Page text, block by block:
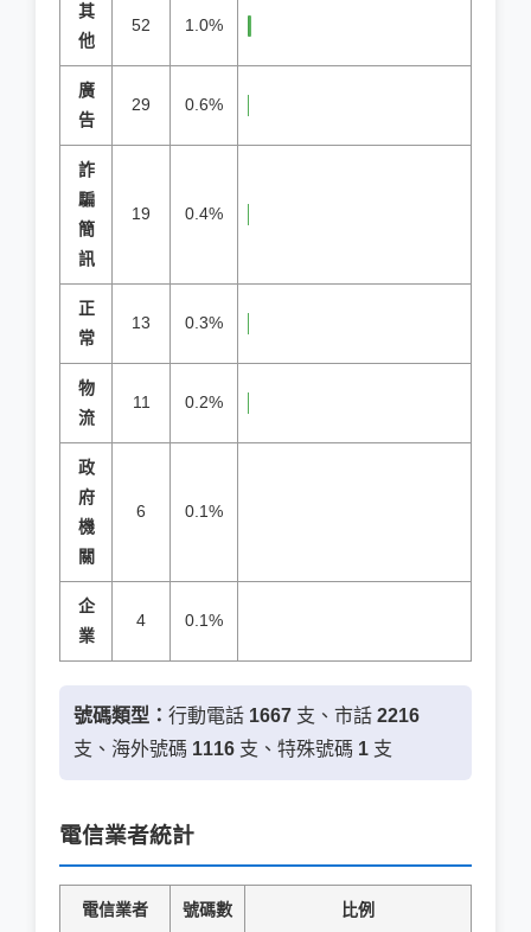
其
他
52 1.0%
廣
告
29 0.6%
詐
騙
簡
訊
19 0.4%
正
常
13 0.3%
物
流
11 0.2%
政
府
機
關
6 0.1%
企
業
4 0.1%
號碼類型： 行動電話 1667 支、市話 2216
支、海外號碼 1116 支、特殊號碼 1 支
電信業者統計
電信業者 號碼數 比例